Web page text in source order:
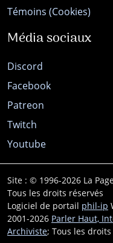
Témoins (Cookies)
Média sociaux
Discord
Facebook
Patreon
Twitch
Youtube
Site : © 1996-2026 La
Tous les droits réservés
Logiciel de portail phil-ip
2001-2026 Parler Haut,
Archiviste; Tous les